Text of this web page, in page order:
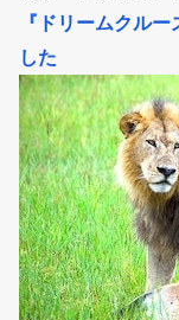
『ドリームクル
した